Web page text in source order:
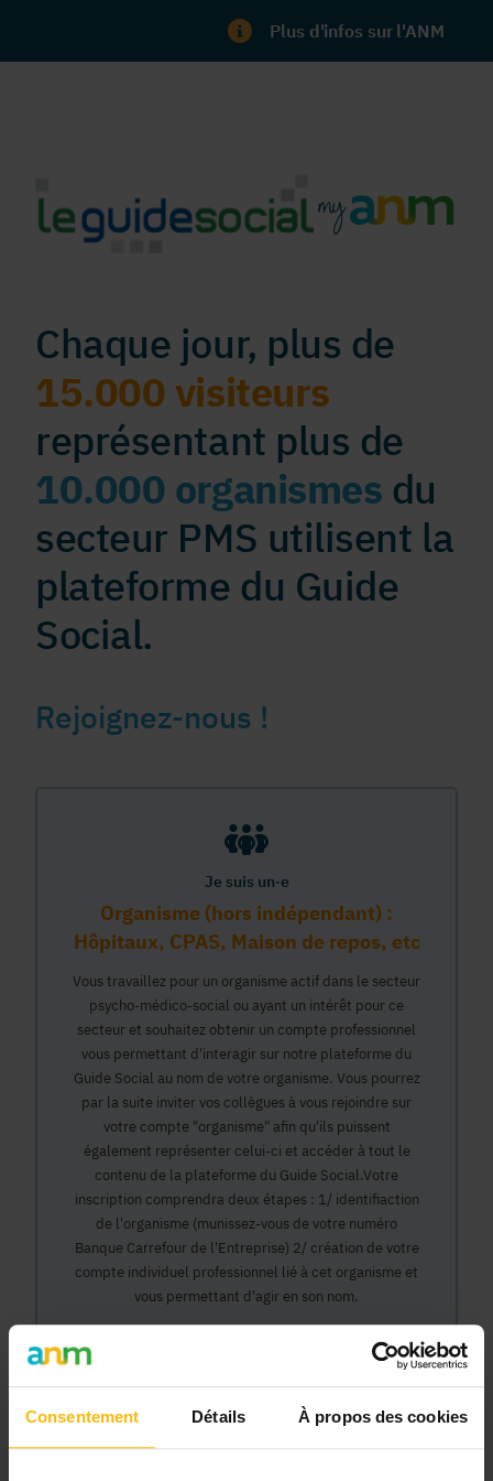
Consentement Détails À propos des cookies
Plus d'infos sur l'ANM
Chaque jour, plus de
15.000 visiteurs
représentant plus de
10.000 organismes du
secteur PMS utilisent la
plateforme du Guide
Social.
Rejoignez-nous !
Je suis un·e
Organisme (hors indépendant) :
Hôpitaux, CPAS, Maison de repos, etc
Vous travaillez pour un organisme actif dans le secteur
psycho-médico-social ou ayant un intérêt pour ce
secteur et souhaitez obtenir un compte professionnel
vous permettant d'interagir sur notre plateforme du
Guide Social au nom de votre organisme. Vous pourrez
par la suite inviter vos collègues à vous rejoindre sur
votre compte "organisme" afin qu'ils puissent
également représenter celui-ci et accéder à tout le
contenu de la plateforme du Guide Social.Votre
inscription comprendra deux étapes : 1/ identifiaction
de l'organisme (munissez-vous de votre numéro
Banque Carrefour de l'Entreprise) 2/ création de votre
compte individuel professionnel lié à cet organisme et
vous permettant d'agir en son nom.